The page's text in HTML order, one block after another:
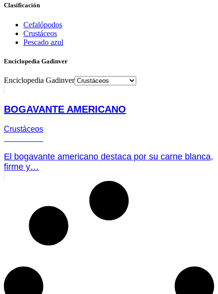
Clasificación
Cefalópodos
Crustáceos
Pescado azul
Enciclopedia Gadinver
Enciclopedia Gadinver
BOGAVANTE AMERICANO
Crustáceos
El bogavante americano destaca por su carne blanca,
firme y…